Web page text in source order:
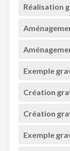
Réalisation
Exemple
Création
Création
Exemple